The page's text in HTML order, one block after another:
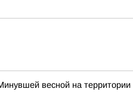
весной на территории